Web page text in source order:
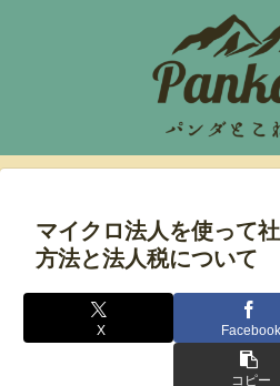
マイクロ法人を使って
方法と法人税について
X Facebook
コピー